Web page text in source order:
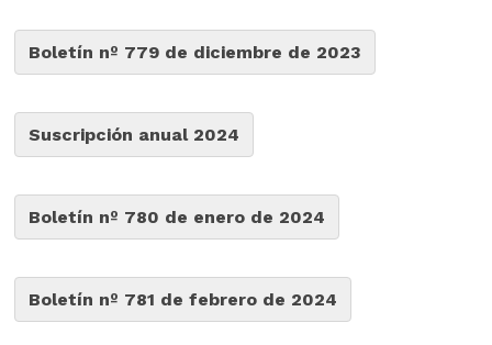
Boletín nº 779 de diciembre de 2023
Suscripción anual 2024
Boletín nº 780 de enero de 2024
Boletín nº 781 de febrero de 2024